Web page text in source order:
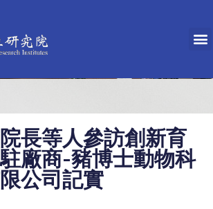
長等人參訪創新育
廠商-豬博士動物科
公司記實